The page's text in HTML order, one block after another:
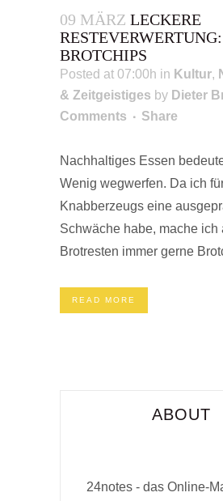
09 MÄRZ LECKERE
RESTEVERWERTUNG:
BROTCHIPS
Posted at 07:00h in Kultur,
& Zeitgeistiges by Dieter
Comments
Share
Nachhaltiges Essen
Wenig wegwerfen. Da ich
Knabberzeugs eine
Schwäche habe, mache ich
Brotresten immer gerne
READ MORE
ABOUT
24notes - das Online-